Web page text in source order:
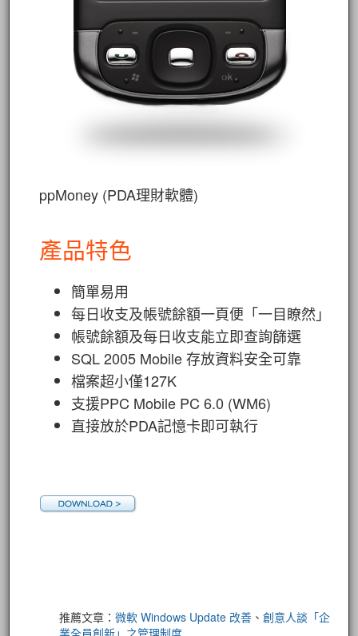
ppMoney (PDA理財軟體)
產品特色
簡單易用
每日收支及帳號餘額一頁便「一目瞭然」
帳號餘額及每日收支能立即查詢篩選
SQL 2005 Mobile 存放資料安全可靠
檔案超小僅127K
支援PPC Mobile PC 6.0 (WM6)
直接放於PDA記憶卡即可執行
推薦文章：微軟 Windows Update 改善 、創意人談「企